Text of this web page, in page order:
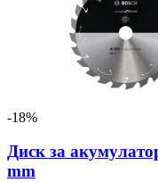
-18%
Диск за
mm